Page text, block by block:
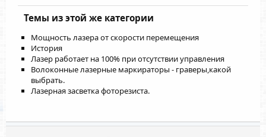
Темы из этой же категории
Мощность лазера от скорости перемещения
История
Лазер работает на 100% при отсутствии управления
Волоконные лазерные маркираторы - граверы,какой
выбрать.
Лазерная засветка фоторезиста.